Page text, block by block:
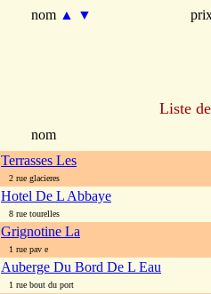
nom ▲ ▼
Liste
nom
Terrasses Les
2 rue glacieres
Hotel De L Abbaye
8 rue tourelles
Grignotine La
1 rue pav e
Auberge Du Bord De L Eau
1 rue bout du port